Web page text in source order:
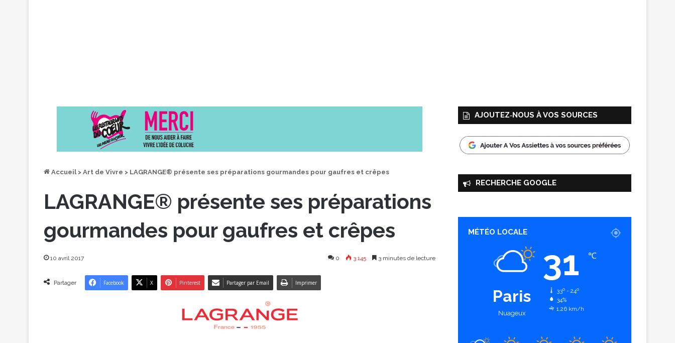
Accueil > Art de Vivre > LAGRANGE® présente ses préparations gourmandes pour gaufres et crêpes
LAGRANGE® présente ses préparations
gourmandes pour gaufres et crêpes
10 avril 2017 0 3 145 3 minutes de lecture
Partager Facebook X Pinterest Partager par Email Imprimer
AJOUTEZ‑NOUS À VOS SOURCES
RECHERCHE GOOGLE
MÉTÉO LOCALE
Paris
Nuageux
31 ℃
33º - 24º
34%
1.26 km/h